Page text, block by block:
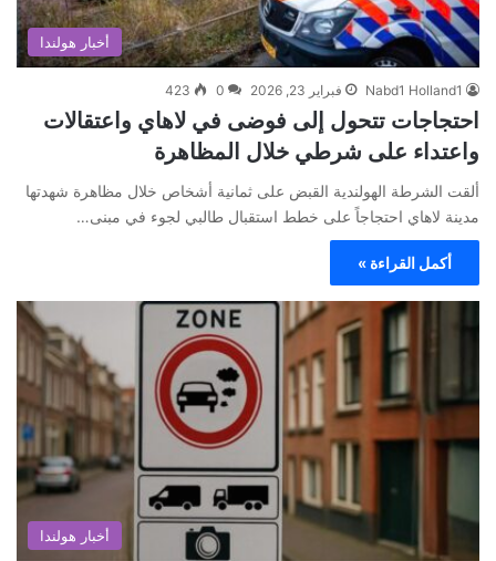
أخبار هولندا
Nabd1 Holland1 فبراير 23, 2026 0
423
احتجاجات تتحول إلى فوضى في لاهاي واعتقالات
واعتداء على شرطي خلال المظاهرة
ألقت الشرطة الهولندية القبض على ثمانية أشخاص خلال مظاهرة شهدتها
مدينة لاهاي احتجاجاً على خطط استقبال طالبي لجوء في مبنى…
أكمل القراءة »
أخبار هولندا